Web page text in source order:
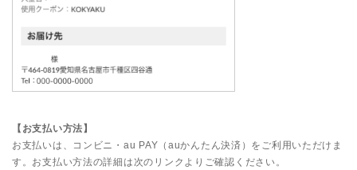
【お支払い方法】
お支払いは、コンビニ・au PAY（auかんたん決済）をご利用いただけま
す。お支払い方法の詳細は次のリンクよりご確認ください。